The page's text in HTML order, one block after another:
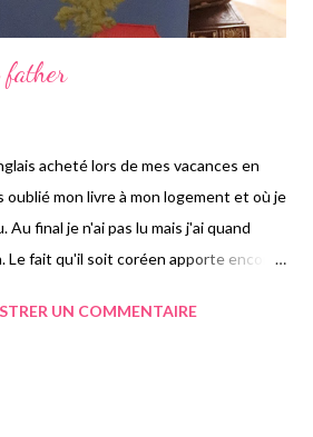
father
acheté lors de mes vacances en
oublié mon livre à mon logement et où je
Au final je n'ai pas lu mais j'ai quand
Le fait qu'il soit coréen apporte encore
livre que j'ai également lu "Please look
UN COMMENTAIRE